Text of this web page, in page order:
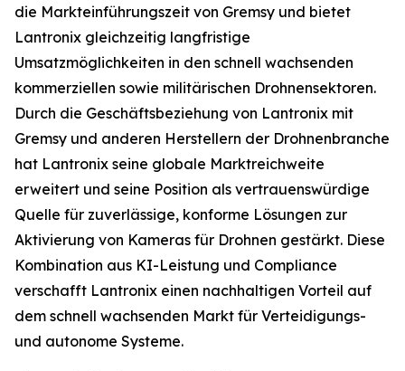
die Markteinführungszeit von Gremsy und bietet
Lantronix gleichzeitig langfristige
Umsatzmöglichkeiten in den schnell wachsenden
kommerziellen sowie militärischen Drohnensektoren.
Durch die Geschäftsbeziehung von Lantronix mit
Gremsy und anderen Herstellern der Drohnenbranche
hat Lantronix seine globale Marktreichweite
erweitert und seine Position als vertrauenswürdige
Quelle für zuverlässige, konforme Lösungen zur
Aktivierung von Kameras für Drohnen gestärkt. Diese
Kombination aus KI-Leistung und Compliance
verschafft Lantronix einen nachhaltigen Vorteil auf
dem schnell wachsenden Markt für Verteidigungs-
und autonome Systeme.